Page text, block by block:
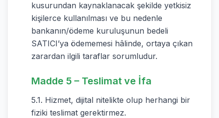
kusurundan kaynaklanacak şekilde yetkisiz
kişilerce kullanılması ve bu nedenle
bankanın/ödeme kuruluşunun bedeli
SATICI’ya ödememesi hâlinde, ortaya çıkan
zarardan ilgili taraflar sorumludur.
Madde 5 – Teslimat ve İfa
5.1. Hizmet, dijital nitelikte olup herhangi bir
fiziki teslimat gerektirmez.